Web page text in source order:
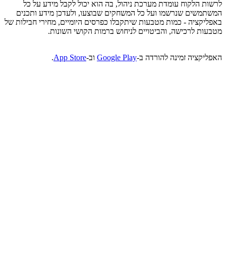
לרשות הלקוח עומדת מערכת ניהול, בה הוא יכול לקבל מידע על כל
המשתמשים שנרשמו ועל כל המשחקים שבוצעו, ולעדכן מידע ותכנים
באפליקציה - כמות מטבעות שיתקבלו כפרסים היומיים, מחירי חבילות של
מטבעות לרכישה, והביטויים לניחוש ברמות הקושי השונות.
האפליקציה זמינה להורדה ב-Google Play וב-App Store
.